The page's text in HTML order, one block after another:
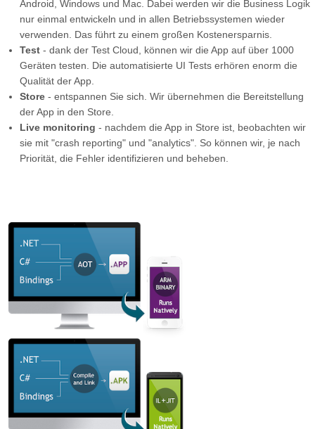
Android, Windows und Mac. Dabei werden wir die Business Logik
nur einmal entwickeln und in allen Betriebssystemen wieder
verwenden. Das führt zu einem großen Kostenersparnis.
Test - dank der Test Cloud, können wir die App auf über 1000
Geräten testen. Die automatisierte UI Tests erhören enorm die
Qualität der App.
Store - entspannen Sie sich. Wir übernehmen die Bereitstellung
der App in den Store.
Live monitoring - nachdem die App in Store ist, beobachten wir
sie mit "crash reporting" und "analytics". So können wir, je nach
Priorität, die Fehler identifizieren und beheben.